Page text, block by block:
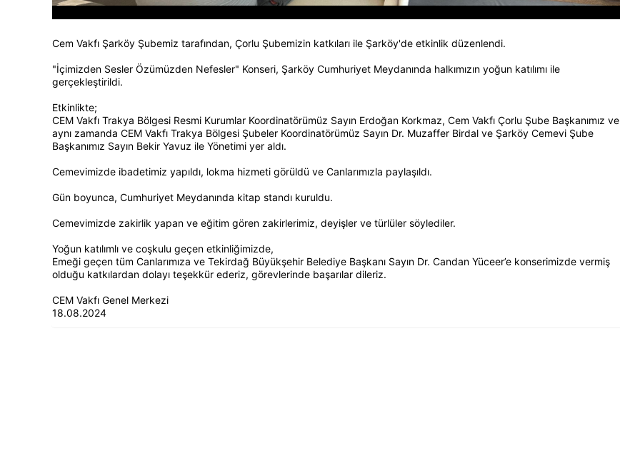
Cem Vakfı Şarköy Şubemiz tarafından, Çorlu Şubemizin katkıları ile Şarköy'de etkinlik düzenlendi.
"İçimizden Sesler Özümüzden Nefesler" Konseri, Şarköy Cumhuriyet Meydanında halkımızın yoğun katılımı ile
gerçekleştirildi.
Etkinlikte;
CEM Vakfı Trakya Bölgesi Resmi Kurumlar Koordinatörümüz Sayın Erdoğan Korkmaz, Cem Vakfı Çorlu Şube Başkanımız ve
aynı zamanda CEM Vakfı Trakya Bölgesi Şubeler Koordinatörümüz Sayın Dr. Muzaffer Birdal ve Şarköy Cemevi Şube
Başkanımız Sayın Bekir Yavuz ile Yönetimi yer aldı.
Cemevimizde ibadetimiz yapıldı, lokma hizmeti görüldü ve Canlarımızla paylaşıldı.
Gün boyunca, Cumhuriyet Meydanında kitap standı kuruldu.
Cemevimizde zakirlik yapan ve eğitim gören zakirlerimiz, deyişler ve türlüler söylediler.
Yoğun katılımlı ve coşkulu geçen etkinliğimizde,
Emeği geçen tüm Canlarımıza ve Tekirdağ Büyükşehir Belediye Başkanı Sayın Dr. Candan Yüceer’e konserimizde vermiş
olduğu katkılardan dolayı teşekkür ederiz, görevlerinde başarılar dileriz.
CEM Vakfı Genel Merkezi
18.08.2024